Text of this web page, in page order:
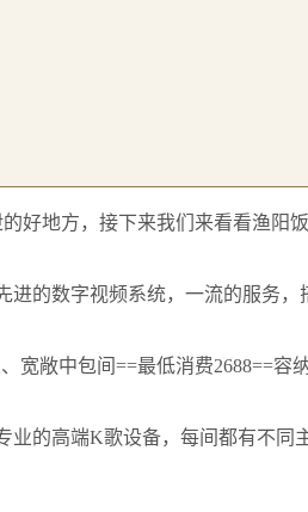
好地方，接下来我们来看看渔阳饭
进的数字视频系统，一流的服务，
宽敞中包间==最低消费2688==容
业的高端K歌设备，每间都有不同